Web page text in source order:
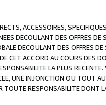
ACCESSOIRES,
DECOULANT DES OFFRES DE
DECOULANT DES OFFRES DE
CET ACCORD AU COURS DES
LA PLUS
UNE INJONCTION OU TOUT
TOUTE RESPONSABILITE DONT